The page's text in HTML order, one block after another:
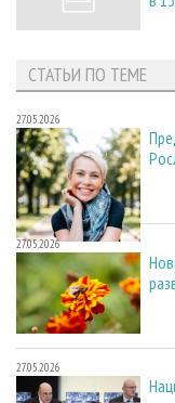
СТАТЬИ ПО ТЕМЕ
27.05.2026
27.05.2026
27.05.2026